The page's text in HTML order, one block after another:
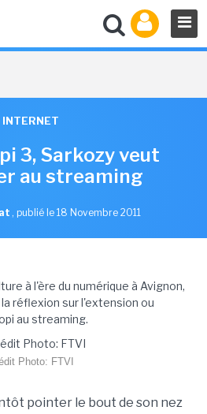
INTERNET
3, Sarkozy veut
au streaming
, publié le 18 Novembre 2011
à l'ère du numérique à Avignon,
réflexion sur l'extension ou
au streaming.
Photo: FTVI
pointer le bout de son nez